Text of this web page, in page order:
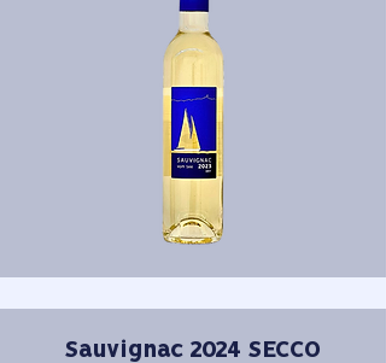
Sauvignac 2024 SECCO